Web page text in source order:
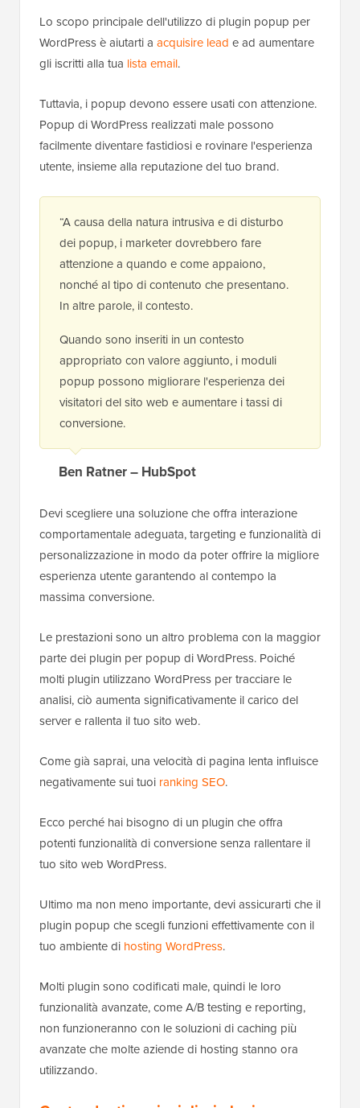
Lo scopo principale dell'utilizzo di plugin popup per
WordPress è aiutarti a acquisire lead e ad aumentare
gli iscritti alla tua lista email.
Tuttavia, i popup devono essere usati con attenzione.
Popup di WordPress realizzati male possono
facilmente diventare fastidiosi e rovinare l'esperienza
utente, insieme alla reputazione del tuo brand.
“A causa della natura intrusiva e di disturbo
dei popup, i marketer dovrebbero fare
attenzione a quando e come appaiono,
nonché al tipo di contenuto che presentano.
In altre parole, il contesto.
Quando sono inseriti in un contesto
appropriato con valore aggiunto, i moduli
popup possono migliorare l'esperienza dei
visitatori del sito web e aumentare i tassi di
conversione.
Ben Ratner – HubSpot
Devi scegliere una soluzione che offra interazione
comportamentale adeguata, targeting e funzionalità di
personalizzazione in modo da poter offrire la migliore
esperienza utente garantendo al contempo la
massima conversione.
Le prestazioni sono un altro problema con la maggior
parte dei plugin per popup di WordPress. Poiché
molti plugin utilizzano WordPress per tracciare le
analisi, ciò aumenta significativamente il carico del
server e rallenta il tuo sito web.
Come già saprai, una velocità di pagina lenta influisce
negativamente sui tuoi ranking SEO.
Ecco perché hai bisogno di un plugin che offra
potenti funzionalità di conversione senza rallentare il
tuo sito web WordPress.
Ultimo ma non meno importante, devi assicurarti che il
plugin popup che scegli funzioni effettivamente con il
tuo ambiente di hosting WordPress.
Molti plugin sono codificati male, quindi le loro
funzionalità avanzate, come A/B testing e reporting,
non funzioneranno con le soluzioni di caching più
avanzate che molte aziende di hosting stanno ora
utilizzando.